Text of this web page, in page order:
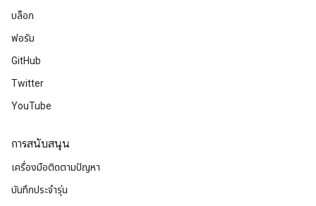
บล็อก
ฟอรัม
GitHub
Twitter
YouTube
การสนับสนุน
เครื่องมือติดตามปัญหา
บันทึกประจำรุ่น